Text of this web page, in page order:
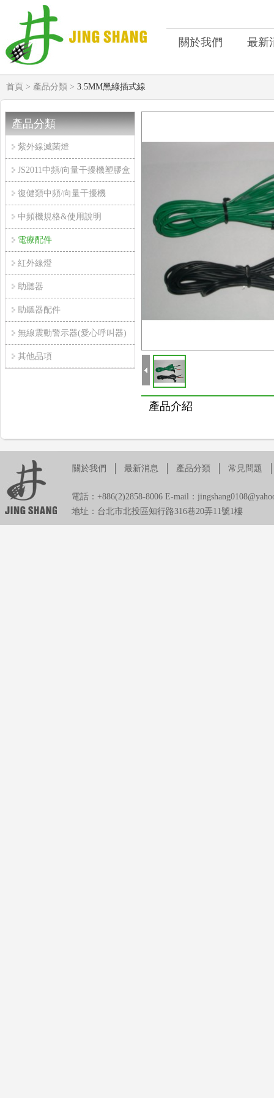
關於我們 最新
首頁 > 產品分類 > 3.5MM黑綠插式線
產品分類
紫外線滅菌燈
JS2011中頻/向量干擾機塑膠盒
復健類中頻/向量干擾機
中頻機規格&使用說明
電療配件
紅外線燈
助聽器
助聽器配件
無線震動警示器(愛心呼叫器)
其他品項
產品介紹
關於我們 最新消息 產品分類 常見問題
電話：+886(2)2858-8006 E-mail：
地址：台北市北投區知行路316巷20弄11號1樓